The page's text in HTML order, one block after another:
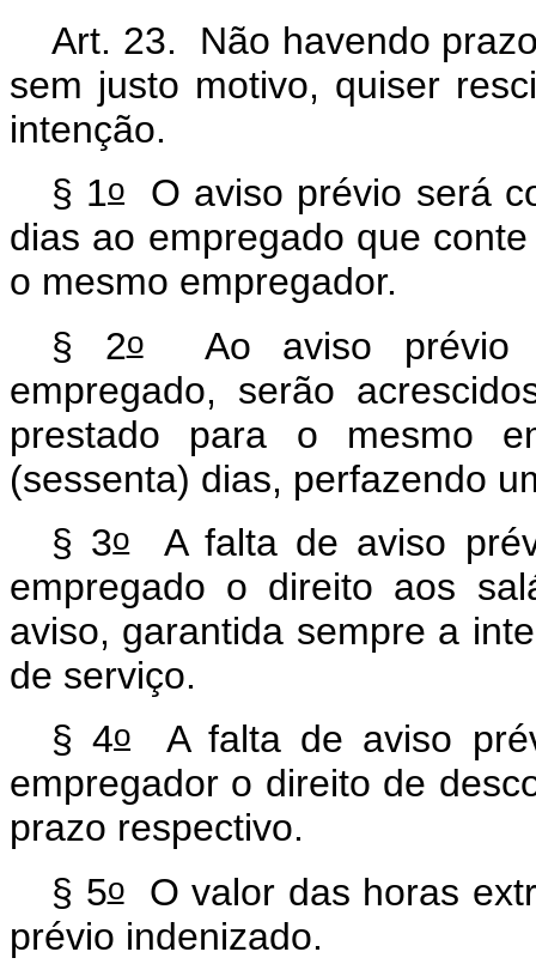
Art. 23. Não havendo
sem justo motivo, quiser
intenção.
§ 1oO aviso prévio será
dias ao empregado que
o mesmo empregador.
§ 2oAo aviso prévio
empregado, serão
prestado para o mesmo
(sessenta) dias, perfazendo
§ 3oA falta de aviso
empregado o direito aos
aviso, garantida sempre a
de serviço.
§ 4o
A falta de aviso
empregador o direito de
prazo respectivo.
§ 5oO valor das horas
prévio indenizado.